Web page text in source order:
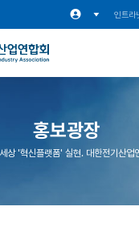
인트라
홍보광장
상 '혁신플랫폼' 실현. 대한전기산업